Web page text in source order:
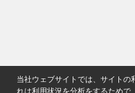
当社ウェブサイトでは、サイトの
れは利用状況を分析をするためで